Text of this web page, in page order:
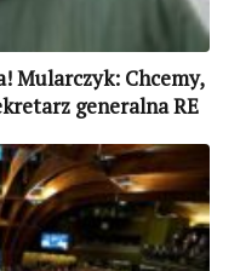
Mularczyk: Chcemy,
generalna RE